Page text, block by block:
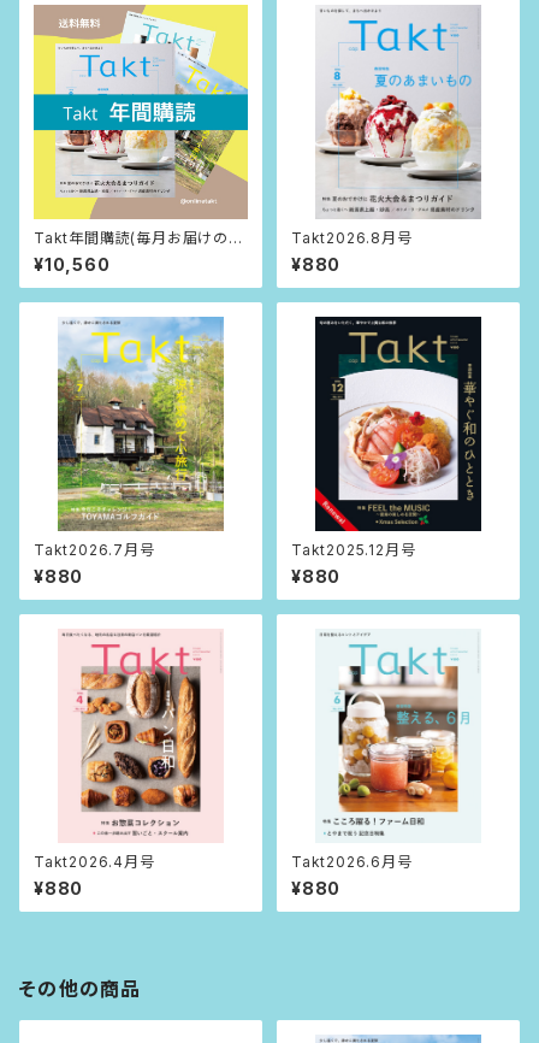
Takt年間購読(毎月お届けの送
料込)
¥10,560
Takt2026.8月号
¥880
Takt2026.7月号
¥880
Takt2025.12月号
¥880
Takt2026.4月号
¥880
Takt2026.6月号
¥880
その他の商品